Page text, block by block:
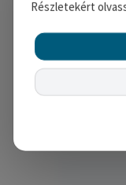
Részletekért